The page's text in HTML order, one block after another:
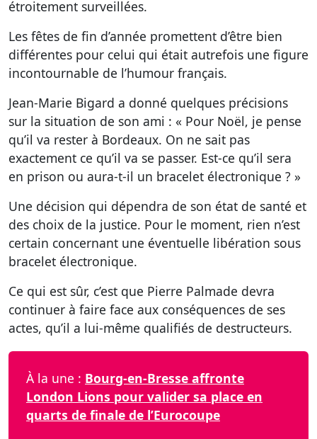
étroitement surveillées.
Les fêtes de fin d’année promettent d’être bien
différentes pour celui qui était autrefois une figure
incontournable de l’humour français.
Jean-Marie Bigard a donné quelques précisions
sur la situation de son ami : « Pour Noël, je pense
qu’il va rester à Bordeaux. On ne sait pas
exactement ce qu’il va se passer. Est-ce qu’il sera
en prison ou aura-t-il un bracelet électronique ? »
Une décision qui dépendra de son état de santé et
des choix de la justice. Pour le moment, rien n’est
certain concernant une éventuelle libération sous
bracelet électronique.
Ce qui est sûr, c’est que Pierre Palmade devra
continuer à faire face aux conséquences de ses
actes, qu’il a lui-même qualifiés de destructeurs.
À la une : Bourg-en-Bresse affronte
London Lions pour valider sa place en
quarts de finale de l’Eurocoupe